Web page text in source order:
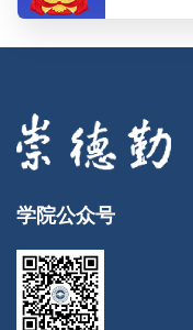
学院公众号